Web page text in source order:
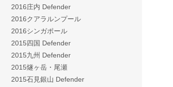
2016庄内 Defender
2016クアラルンプール
2016シンガポール
2015四国 Defender
2015九州 Defender
2015燧ヶ岳・尾瀬
2015石見銀山 Defender